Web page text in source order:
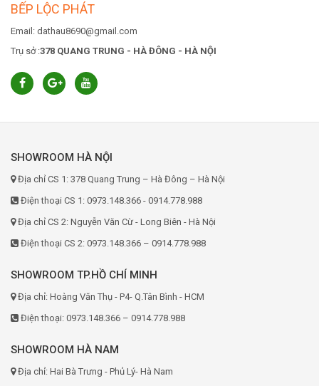
BẾP LỘC PHÁT
Email: dathau8690@gmail.com
Trụ sở :378 QUANG TRUNG - HÀ ĐÔNG - HÀ NỘI
SHOWROOM HÀ NỘI
Địa chỉ CS 1: 378 Quang Trung – Hà Đông – Hà Nội
Điện thoại CS 1: 0973.148.366 - 0914.778.988
Địa chỉ CS 2: Nguyễn Văn Cừ - Long Biên - Hà Nội
Điện thoại CS 2: 0973.148.366 – 0914.778.988
SHOWROOM TP.HỒ CHÍ MINH
Địa chỉ: Hoàng Văn Thụ - P4- Q.Tân Bình - HCM
Điện thoại: 0973.148.366 – 0914.778.988
SHOWROOM HÀ NAM
Địa chỉ: Hai Bà Trưng - Phủ Lý- Hà Nam